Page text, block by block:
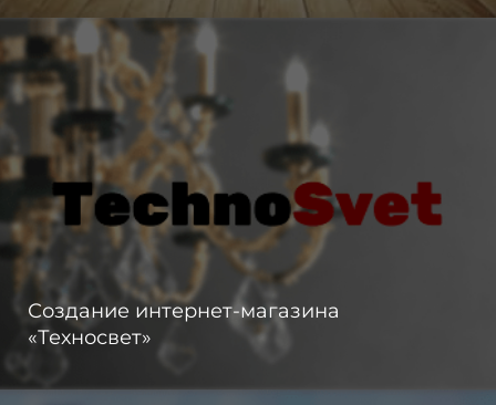
Создание интернет-магазина
«Техносвет»